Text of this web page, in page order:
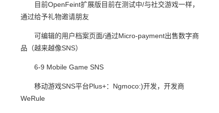
目前OpenFeint扩展版目前在测试中/与社交游戏一样，
通过给予礼物邀请朋友
可编辑的用户档案页面/通过Micro-payment出售数字商
品（越来越像SNS）
6-9 Mobile Game SNS
移动游戏SNS平台Plus+：Ngmoco:)开发，开发商
WeRule